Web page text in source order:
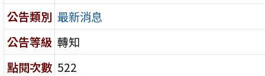
公告類別 最新消息
公告等級 轉知
點閱次數 522